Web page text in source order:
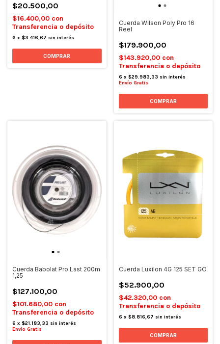
$20.500,00
$16.400,00 con
Transferencia o depósito
6 x $3.416,67 sin interés
Cuerda Wilson Poly Pro 16
Reel
$179.900,00
$143.920,00 con
Transferencia o depósito
6 x $29.983,33 sin interés
Envío Gratis
Cuerda Babolat Pro Last 200m
1,25
$127.100,00
$101.680,00 con
Transferencia o depósito
6 x $21.183,33 sin interés
Envío Gratis
Cuerda Luxilon 4G 125 SET GO
$52.900,00
$42.320,00 con
Transferencia o depósito
6 x $8.816,67 sin interés